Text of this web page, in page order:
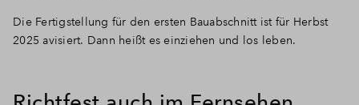
Die Fertigstellung für den ersten Bauabschnitt ist für Herbst
2025 avisiert. Dann heißt es einziehen und los leben.